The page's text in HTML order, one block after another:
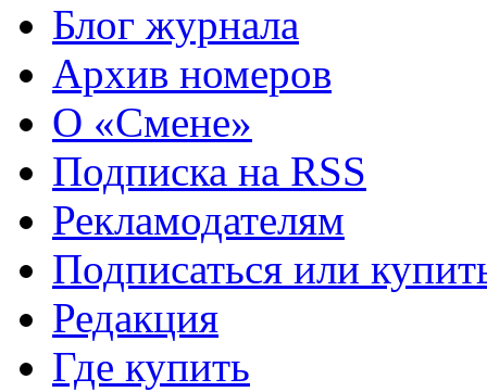
Блог журнала
Архив номеров
О «Смене»
Подписка на RSS
Рекламодателям
Подписаться или
Редакция
Где купить